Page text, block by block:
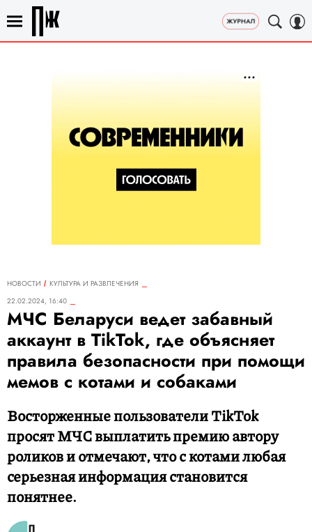
НОВОСТИ
КУЛЬТУРА И РАЗВЛЕЧЕНИЯ
22.02.2024, 16:40
МЧС Беларуси ведет забавный
аккаунт в TikTok, где объясняет
правила безопасности при помощи
мемов с котами и собаками
Восторженные пользователи TikTok
просят МЧС выплатить премию автору
роликов и отмечают, что с котами любая
серьезная информация становится
понятнее.